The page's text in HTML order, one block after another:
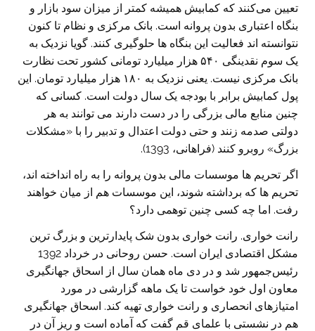
تعیین می‌کنند که کمابیش همیشه کمتر از میزان سود بازار و
بنگاه اعتباری بدون پروانه است. بانک مرکزی و نظام تا کنون
نتوانسته اند فعالیت این بنگاه ها حلوگیری کنند. گویا نزدیک به
یک سوم نقدینگی ۵۴۰ هزار میلیارد تومانی کشور تحت نظارت
بانک مرکزی نیست. یعنی نزدیک به ۱۸۰ هزار میلیارد تومان. این
پول کمابیش برابر با بودجه یک سال دولت است. کسانی که
چنین منابع مالی بزرگی را در دست دارند می توانند به هر
دولتی صدمه زنند و حتی دولت اعتدال و تدبیر را با «مشکلات
بزرگ» روبرو کنند (فراهانی، 1393).
اگر تحریم ها موسسات مالی بدون پروانه را به راه انداخته اند،
تحریم ها که برداشته شوند، این موسسات هم از میان خواهند
رفت. اما چه کسی چنین توهمی دارد؟
رانت خواری. رانت خواری بدون شک پایدارترین و بزرگ ترین
مشکل اقتصادی ایران است. حسن روحانی در خرداد 1392
رئيس‌جمهور شد و در دی ماه همان سال از اسحاق جهانگیری
معاون اول خود خواست تا یک ماهه گزارشی در مورد
امتيازهای انحصاری و رانت خواری تهيه کند. اسحاق جهانگيری
هم در نشستی با علمای قم گفت که آماده است و ریز آن در